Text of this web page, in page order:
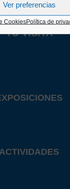
Ver preferencias
CookiesPolítica de
TU VISITA
ACTIVIDADES